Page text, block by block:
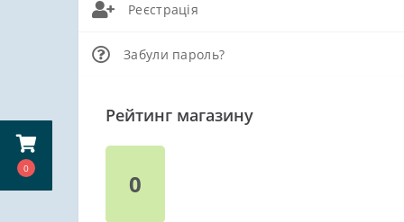
0
Реєстрація
Забули пароль?
Рейтинг магазину
0